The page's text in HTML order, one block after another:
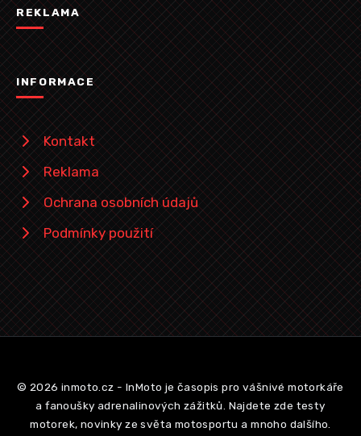
REKLAMA
INFORMACE
Kontakt
Reklama
Ochrana osobních údajů
Podmínky použití
© 2026 inmoto.cz - InMoto je časopis pro vášnivé motorkáře
a fanoušky adrenalinových zážitků. Najdete zde testy
motorek, novinky ze světa motosportu a mnoho dalšího.